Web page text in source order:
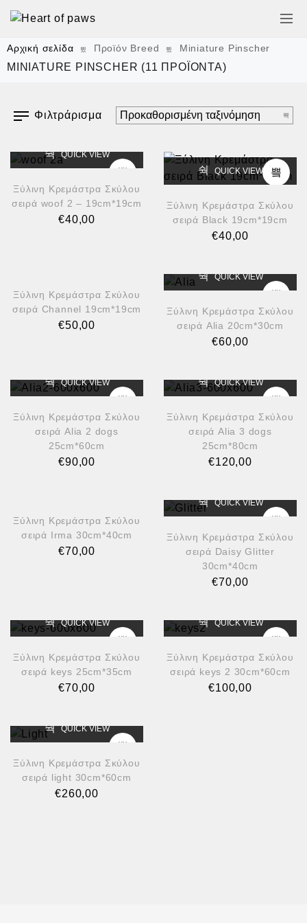
Αρχική σελίδα Προϊόν Breed Miniature Pinscher
MINIATURE PINSCHER (11 ΠΡΟΪΌΝΤΑ)
Φιλτράρισμα
QUICK VIEW
Ξύλινη Κρεμάστρα Σκύλου
σειρά woof 2 – 19cm*19cm
€40,00
QUICK VIEW
Ξύλινη Κρεμάστρα Σκύλου
σειρά Black 19cm*19cm
€40,00
Ξύλινη Κρεμάστρα Σκύλου
σειρά Channel 19cm*19cm
€50,00
QUICK VIEW
Ξύλινη Κρεμάστρα Σκύλου
σειρά Alia 20cm*30cm
€60,00
QUICK VIEW
Ξύλινη Κρεμάστρα Σκύλου
σειρά Alia 2 dogs
25cm*60cm
€90,00
QUICK VIEW
Ξύλινη Κρεμάστρα Σκύλου
σειρά Alia 3 dogs
25cm*80cm
€120,00
Ξύλινη Κρεμάστρα Σκύλου
σειρά Irma 30cm*40cm
€70,00
QUICK VIEW
Ξύλινη Κρεμάστρα Σκύλου
σειρά Daisy Glitter
30cm*40cm
€70,00
QUICK VIEW
Ξύλινη Κρεμάστρα Σκύλου
σειρά keys 25cm*35cm
€70,00
QUICK VIEW
Ξύλινη Κρεμάστρα Σκύλου
σειρά keys 2 30cm*60cm
€100,00
QUICK VIEW
Ξύλινη Κρεμάστρα Σκύλου
σειρά light 30cm*60cm
€260,00